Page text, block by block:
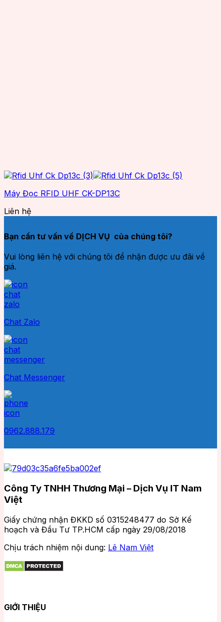
Máy Đọc RFID UHF CK-DP13C
Liên hệ
Bạn cần tư vấn về DỊCH VỤ của chúng tôi?
Vui lòng liên hệ với chúng tôi để nhận được ưu đãi về
giá.
Chat Zalo
Chat Messenger
0962.888.179
Công Ty TNHH Thương Mại – Dịch Vụ IT Nam
Việt
Giấy chứng nhận ĐKKD số 0315248477 do Sở Kế
hoạch và Đầu Tư TP.HCM cấp ngày 29/08/2018
Chịu trách nhiệm nội dung: Lê Nam Việt
GIỚI THIỆU